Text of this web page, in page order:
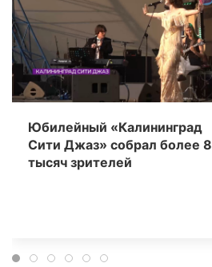
Юбилейный «Калининград
Сити Джаз» собрал более 8
тысяч зрителей